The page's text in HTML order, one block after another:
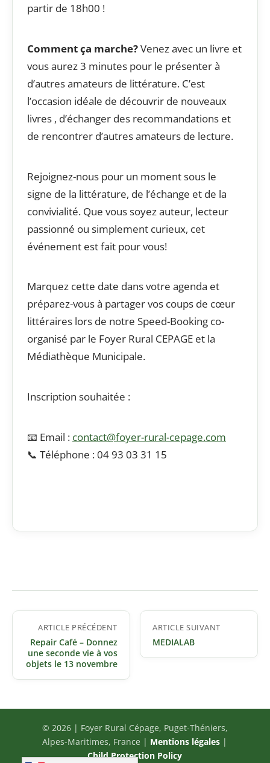
partir de 18h00 !
Comment ça marche?Venez avec un livre et
vous aurez 3 minutes pour le présenter à
d’autres amateurs de littérature. C’est
l’occasion idéale de découvrir de nouveaux
livres , d’échanger des recommandations et
de rencontrer d’autres amateurs de lecture.
Rejoignez-nous pour un moment sous le
signe de la littérature, de l’échange et de la
convivialité. Que vous soyez auteur, lecteur
passionné ou simplement curieux, cet
événement est fait pour vous!
Marquez cette date dans votre agenda et
préparez-vous à partager vos coups de cœur
littéraires lors de notre Speed-Booking co-
organisé par le Foyer Rural CEPAGE et la
Médiathèque Municipale.
Inscription souhaitée :
📧 Email : contact@foyer-rural-cepage.com
📞 Téléphone : 04 93 03 31 15
Navigation
l’article
ARTICLE PRÉCÉDENT
Repair Café – Donnez
une seconde vie à vos
objets le 13 novembre
ARTICLE SUIVANT
MEDIALAB
© 2026 | Foyer Rural Cépage, Puget-Théniers,
Alpes-Maritimes, France | Mentions légales |
Child Protection Policy